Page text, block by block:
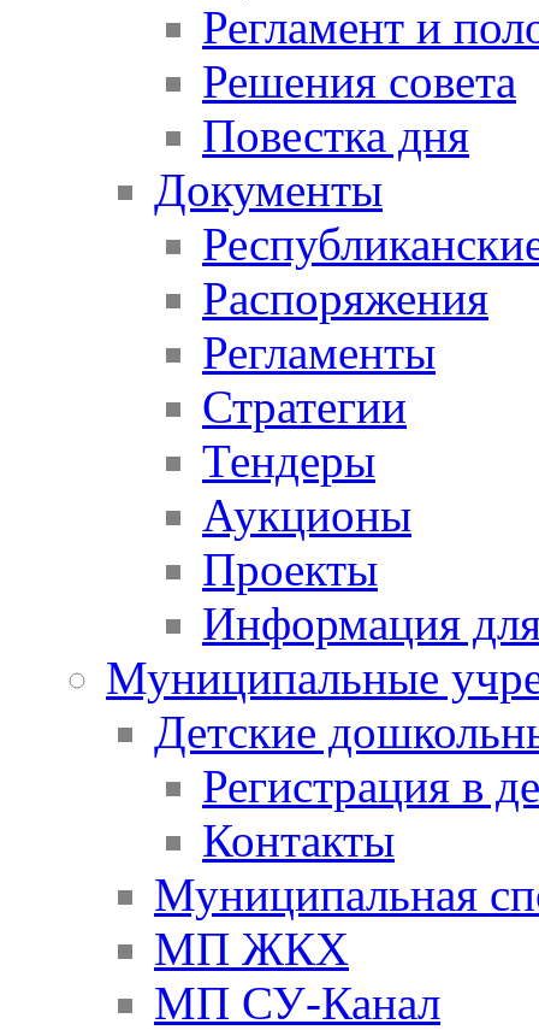
Регламент и
Решения совета
Повестка дня
Документы
Распоряжения
Регламенты
Стратегии
Тендеры
Аукционы
Проекты
Информация
Муниципальные
Детские
Регистрация в
Контакты
Муниципальная
МП ЖКХ
МП СУ-Канал